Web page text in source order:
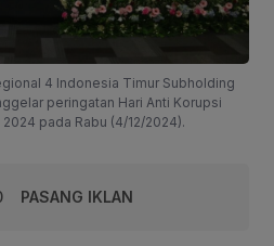
4 Indonesia Timur Subholding
peringatan Hari Anti Korupsi
pada Rabu (4/12/2024).
PASANG IKLAN